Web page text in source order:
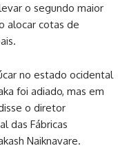
o segundo maior
alocar cotas de
no estado ocidental
foi adiado, mas em
o diretor
das Fábricas
Naiknavare.